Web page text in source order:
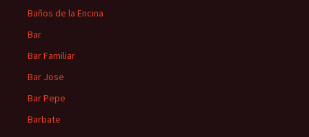
Baños de la Encina
Bar
Bar Familiar
Bar Jose
Bar Pepe
Barbate